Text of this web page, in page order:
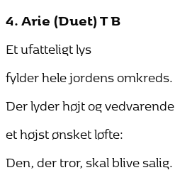
4. Arie (Duet) T B
Et ufatteligt lys
fylder hele jordens omkreds.
Der lyder højt og vedvarende
et højst ønsket løfte:
Den, der tror, skal blive salig.